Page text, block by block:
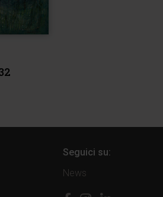
Seguici su:
News